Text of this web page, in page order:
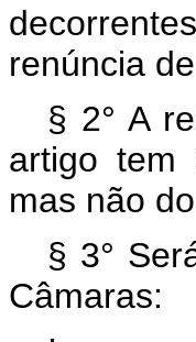
renúncia
§ 2° A
artigo tem
mas não
§ 3°
Câmaras: